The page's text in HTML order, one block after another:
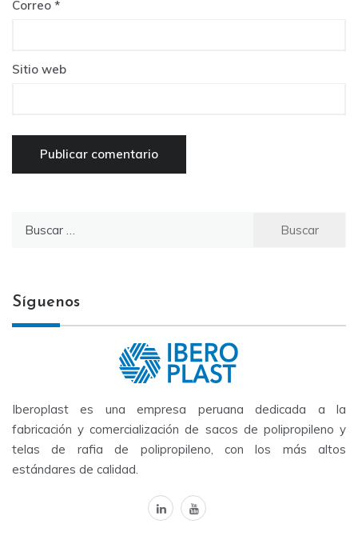
Correo *
Sitio web
Síguenos
Iberoplast es una empresa peruana dedicada a la
fabricación y comercialización de sacos de polipropileno y
telas de rafia de polipropileno, con los más altos
estándares de calidad.
linkedinyoutube